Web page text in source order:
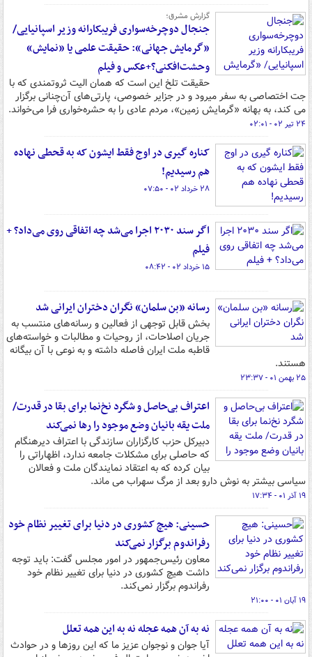
گزارش مشرق؛
جنجال دوچرخه‌سواری فریبکارانه وزیر اسپانیایی/
«گرمایش جهانی»: حقیقت علمی یا «نمایش»
وحشت‌افکنی؟+عکس و فیلم
حقیقت تلخ این است که همان الیت ثروتمندی که با
جت اختصاصی به سفر میرود و در جزایر خصوصی، پارتی‌های آن‌چنانی برگزار
می کند، به بهانه «گرمایش زمین»، مردم عادی را به حشره‌خواری فرا می‌خواند.
۲۴ تیر ۰۲ - ۰۲:۰۱
کناره گیری در اوج فقط ایشون که به قحطی نهاده
هم رسیدیم!
۲۸ خرداد ۰۲ - ۰۷:۵۰
اگر سند ۲۰۳۰ اجرا می‌شد چه اتفاقی روی می‌داد؟ +
فیلم
۱۵ خرداد ۰۲ - ۰۸:۴۲
رسانه «بن سلمان» نگران دختران ایرانی شد
بخش قابل توجهی از فعالین و رسانه‌های منتسب به
جریان اصلاحات، از روحیات و مطالبات و خواسته‌های
قاطبه ملت ایران فاصله داشته و به نوعی با آن بیگانه
هستند.
۲۵ بهمن ۰۱ - ۲۳:۳۷
اعتراف بی‌حاصل و شگرد نخ‌نما برای بقا در قدرت/
ملت یقه بانیان وضع موجود را رها نمی‌کند
دبیرکل حزب کارگزاران سازندگی با اعتراف دیرهنگام
که حاصلی برای مشکلات جامعه ندارد، اظهاراتی را
بیان کرده که به اعتقاد نمایندگان ملت و فعالان
سیاسی بیشتر به نوش دارو بعد از مرگ سهراب می ماند.
۱۹ آذر ۰۱ - ۱۷:۳۴
حسینی: هیچ کشوری در دنیا برای تغییر نظام خود
رفراندوم برگزار نمی‌کند
معاون رئیس‌جمهور در امور مجلس گفت: باید توجه
داشت هیچ کشوری در دنیا برای تغییر نظام خود
رفراندوم برگزار نمی‌کند.
۱۹ آبان ۰۱ - ۲۱:۰۰
نه به آن همه عجله نه به این همه تعلل
آیا جوان و نوجوان عزیز ما که این روزها و در حوادث